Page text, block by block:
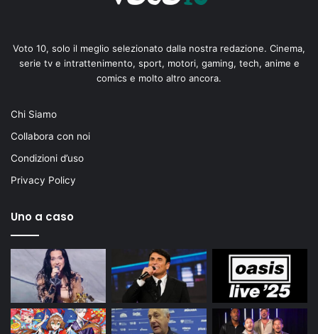
Voto 10, solo il meglio selezionato dalla nostra redazione. Cinema,
serie tv e intrattenimento, sport, motori, gaming, tech, anime e
comics e molto altro ancora.
Chi Siamo
Collabora con noi
Condizioni d’uso
Privacy Policy
Uno a caso